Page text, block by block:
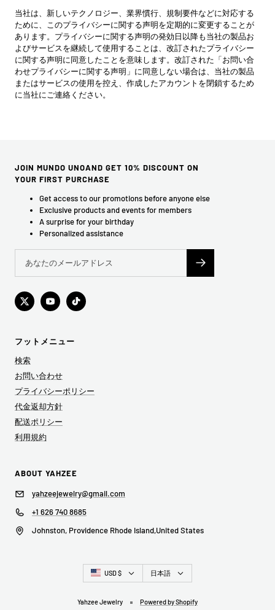
当社は、新しいテクノロジー、業界慣行、規制要件などに対応する
ために、このプライバシーに関する声明を定期的に変更することが
あります。プライバシーに関する声明の発効日以降も当社の製品お
よびサービスを継続して使用することは、改訂されたプライバシー
に関する声明に同意したことを意味します。改訂された「お問い合
わせプライバシーに関する声明」に同意しない場合は、当社の製品
またはサービスの使用を控え、作成したアカウントを閉鎖するため
に当社にご連絡ください。
JOIN MUNDO UNOAND GET 10% DISCOUNT ON
YOUR FIRST PURCHASE
Get access to our promotions before anyone else
Exclusive products and events for members
A surprise for your birthday
Personalized assistance
フットメニュー
検索
お問い合わせ
プライバシーポリシー
代金返却方針
配送ポリシー
利用規約
ABOUT YAHZEE
yahzeejewelry@gmail.com
+1 626 740 8685
Johnston, Providence Rhode Island,United States
国/
地
USD $
語
日本語
Yahzee Jewelry Powered by Shopify